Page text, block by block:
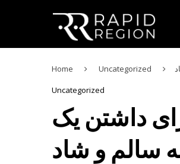
Home Uncategorized
Uncategorized
داشتن یک
سالم و شاد